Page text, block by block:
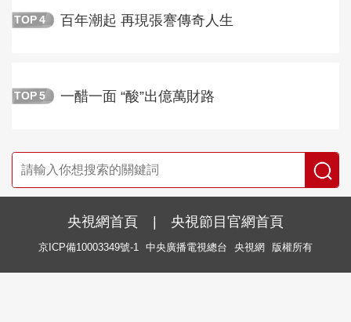
TOP 4 百年潮起 再現張謇傳奇人生
TOP 5 一醋一面 “酸”出億萬財路
央視網首頁 | 央視節目官網首頁
京ICP備10003349號-1 中央廣播電視總台 央視網 版權所有